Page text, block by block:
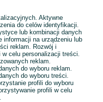
Aktywne
do celów identyfikacji.
lub kombinacji danych
informacji na urządzeniu lub
reklam. Rozwój i
celu personalizacji treści.
reklam.
do wyboru reklam.
do wyboru treści.
profili do wyboru
profili w celu